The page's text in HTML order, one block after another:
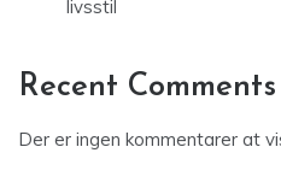
livsstil
Recent Comments
Der er ingen kommentarer at